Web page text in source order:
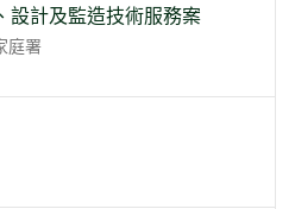
設計及監造技術服務案
庭署